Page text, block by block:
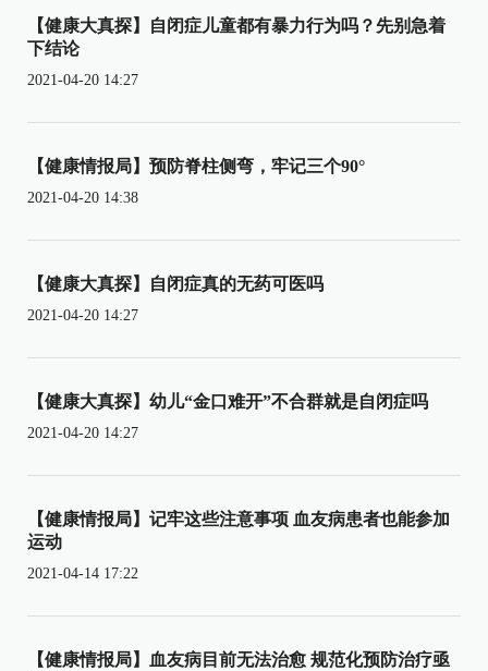
【健康大真探】自闭症儿童都有暴力行为吗？先别急着
下结论
2021-04-20 14:27
【健康情报局】预防脊柱侧弯，牢记三个90°
2021-04-20 14:38
【健康大真探】自闭症真的无药可医吗
2021-04-20 14:27
【健康大真探】幼儿“金口难开”不合群就是自闭症吗
2021-04-20 14:27
【健康情报局】记牢这些注意事项 血友病患者也能参加
运动
2021-04-14 17:22
【健康情报局】血友病目前无法治愈 规范化预防治疗亟